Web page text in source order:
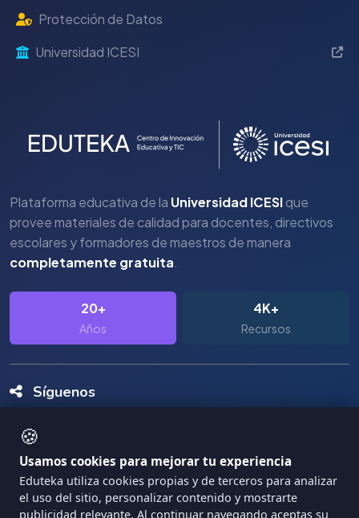
🍪
Usamos cookies para mejorar tu experiencia
Eduteka utiliza cookies propias y de terceros para analizar
el uso del sitio, personalizar contenido y mostrarte
publicidad relevante. Al continuar navegando aceptas su
Protección de Datos
Universidad ICESI
Plataforma educativa de la Universidad ICESIque
provee materiales de calidad para docentes, directivos
escolares y formadores de maestros de manera
completamente gratuita.
20+
Años
4K+
Recursos
Síguenos
Copyright Eduteka 2001-2026 - Universidad ICESI